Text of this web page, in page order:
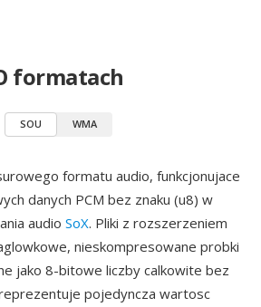
formatach
SOU WMA
formatu audio, funkcjonujace
danych PCM bez znaku (u8) w
audio SoX. Pliki z rozszerzeniem
nieskompresowane probki
jako 8-bitowe liczby calkowite bez
pojedyncza wartosc